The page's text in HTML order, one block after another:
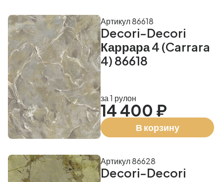
Decori-Decori
Каррара 4 (Carrara
4) 86618
Артикул 86618
за 1 рулон
14 400 ₽
В корзину
Decori-Decori
Артикул 86628